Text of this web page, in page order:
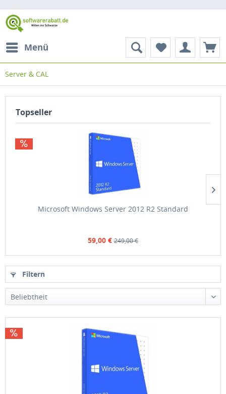
Menü
Server & CAL
Topseller
Microsoft Windows Server 2012 R2 Standard
59,00 € 249,00 €
Filtern